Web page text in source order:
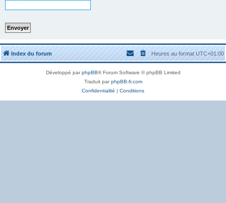
r
Index du forum Heures au formatUTC+01:00
Développé parphpBB® Forum Software © phpBB Limited
Traduit parphpBB-fr.com
Confidentialité | Conditions